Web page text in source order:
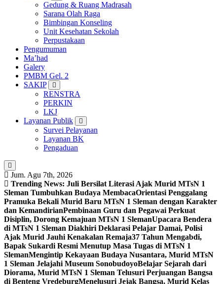
Gedung & Ruang Madrasah
Sarana Olah Raga
Bimbingan Konseling
Unit Kesehatan Sekolah
Perpustakaan
Pengumuman
Ma’had
Galery
PMBM Gel. 2
SAKIP
RENSTRA
PERKIN
LKJ
Layanan Publik
Survei Pelayanan
Layanan BK
Pengaduan
Jum. Agu 7th, 2026
Trending News: Juli Bersilat Literasi Ajak Murid MTsN 1
Sleman Tumbuhkan Budaya MembacaOrientasi Penggalang
Pramuka Bekali Murid Baru MTsN 1 Sleman dengan Karakter
dan KemandirianPembinaan Guru dan Pegawai Perkuat
Disiplin, Dorong Kemajuan MTsN 1 SlemanUpacara Bendera
di MTsN 1 Sleman Diakhiri Deklarasi Pelajar Damai, Polisi
Ajak Murid Jauhi Kenakalan Remaja37 Tahun Mengabdi,
Bapak Sukardi Resmi Menutup Masa Tugas di MTsN 1
SlemanMengintip Kekayaan Budaya Nusantara, Murid MTsN
1 Sleman Jelajahi Museum SonobudoyoBelajar Sejarah dari
Diorama, Murid MTsN 1 Sleman Telusuri Perjuangan Bangsa
di Benteng VredeburgMenelusuri Jejak Bangsa, Murid Kelas